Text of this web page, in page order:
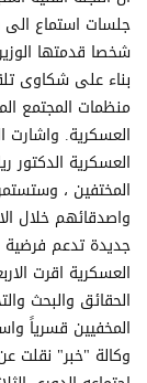
شخصا قدمتها
بناء على شكاوى
منظمات المجتمع
العسكرية. واشارت
المختفين ،
واصدقائهم خلال
جديدة تدعم فرضية
العسكرية اقرت
الحقائق والبحث
المخفيين قسرياً
وكالة "خبر" نقلت